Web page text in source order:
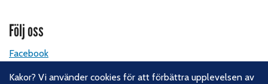
Följ oss
Facebook
Kakor? Vi använder cookies för att förbättra upplevelsen av